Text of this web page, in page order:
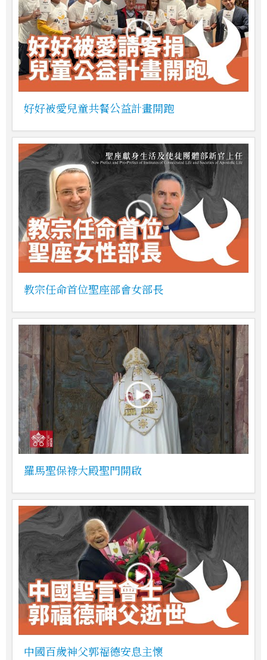
好好被愛兒童共餐公益計畫開跑
教宗任命首位聖座部會女部長
羅馬聖保祿大殿聖門開啟
中國百歲神父郭福德安息主懷